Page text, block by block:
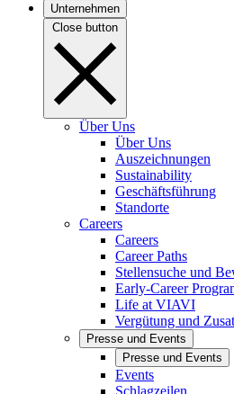
Unternehmen
Close button
Über Uns
Über Uns
Auszeichnungen
Sustainability
Geschäftsführung
Standorte
Careers
Careers
Career Paths
Stellensuche und
Early-Career
Life at VIAVI
Vergütung und
Presse und Events
Presse und Events
Events